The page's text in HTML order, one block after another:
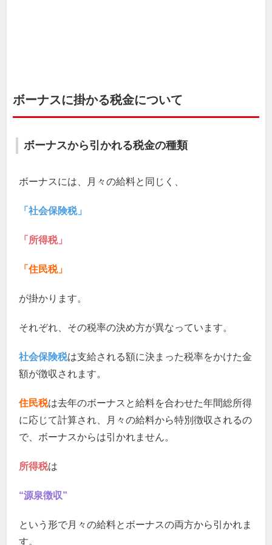
ボーナスに掛かる税金について
ボーナスから引かれる税金の種類
ボーナスには、月々の給料と同じく、
「社会保険税」
「所得税」
「住民税」
が掛かります。
それぞれ、その税率の決め方が異なっています。
社会保険税は支給される額に決まった税率をかけた金
額が徴収されます。
住民税は去年のボーナスと給料を合わせた年間総所得
に応じて計算され、月々の給料から特別徴収されるの
で、ボーナスからは引かれません。
所得税は
“源泉徴収”
という形で月々の給料とボーナスの両方から引かれま
す。